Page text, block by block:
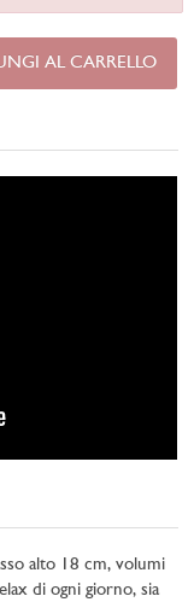
AL CARRELLO
alto 18 cm, volumi
di ogni giorno, sia